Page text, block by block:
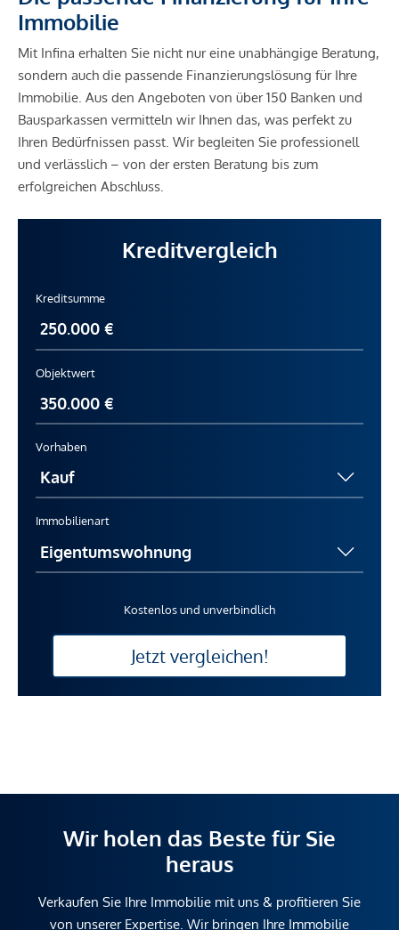
Immobilie
Mit Infina erhalten Sie nicht nur eine unabhängige Beratung,
sondern auch die passende Finanzierungslösung für Ihre
Immobilie. Aus den Angeboten von über 150 Banken und
Bausparkassen vermitteln wir Ihnen das, was perfekt zu
Ihren Bedürfnissen passt. Wir begleiten Sie professionell
und verlässlich – von der ersten Beratung bis zum
erfolgreichen Abschluss.
Kreditvergleich
Kreditsumme
Objektwert
Vorhaben
Immobilienart
Kostenlos und unverbindlich
Jetzt vergleichen!
Wir holen das Beste für Sie
heraus
Verkaufen Sie Ihre Immobilie mit uns & profitieren Sie
von unserer Expertise. Wir bringen Ihre Immobilie